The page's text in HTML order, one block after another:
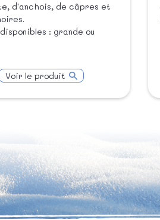
d'anchois, de câpres et
: grande ou
Voir le produit